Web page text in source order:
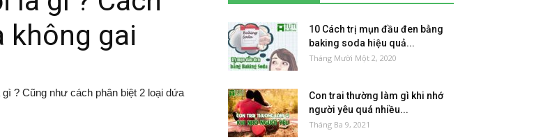
không gai
? Cũng như cách phân biệt 2 loại dứa
10 Cách trị mụn đầu đen bằng
baking soda hiệu quả...
Tháng Mười Một 2, 2020
Con trai thường làm gì khi nhớ
người yêu quá nhiều...
Tháng Ba 9, 2021